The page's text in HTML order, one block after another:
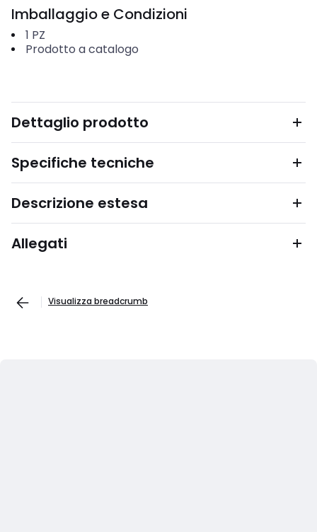
Imballaggio e Condizioni
1 PZ
Prodotto a catalogo
Dettaglio prodotto
Specifiche tecniche
Descrizione estesa
Allegati
Visualizza breadcrumb